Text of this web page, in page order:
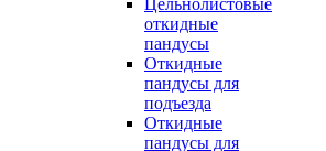
Цельнолистовые
откидные
пандусы
Откидные
пандусы для
подъезда
Откидные
пандусы для